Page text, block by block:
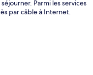
Parmi les services
par câble à Internet.